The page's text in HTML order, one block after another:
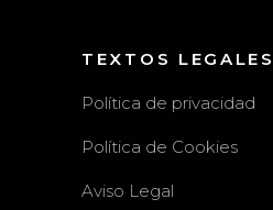
TEXTOS LEGALES
Política de privacidad
Política de Cookies
Aviso Legal